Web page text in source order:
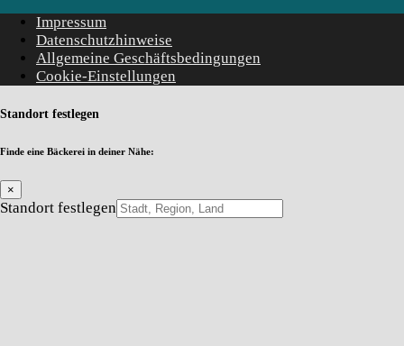
Impressum
Datenschutzhinweise
Allgemeine Geschäftsbedingungen
Cookie-Einstellungen
Standort festlegen
Finde eine Bäckerei in deiner Nähe:
×
Standort festlegen